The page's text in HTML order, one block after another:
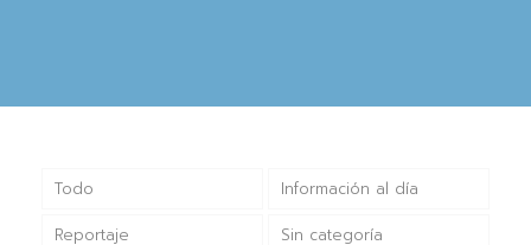
Todo Información al día
Reportaje Sin categoría